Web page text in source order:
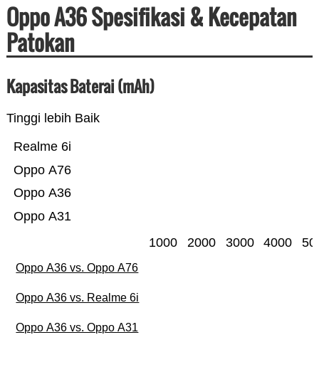
Oppo A36 Spesifikasi & Kecepatan
Patokan
Kapasitas Baterai (mAh)
Tinggi lebih Baik
Oppo A31
Oppo A36
Oppo A76
Realme 6i
1000 2000 3000 4000
Oppo A36 vs. Oppo A76
Oppo A36 vs. Realme 6i
Oppo A36 vs. Oppo A31